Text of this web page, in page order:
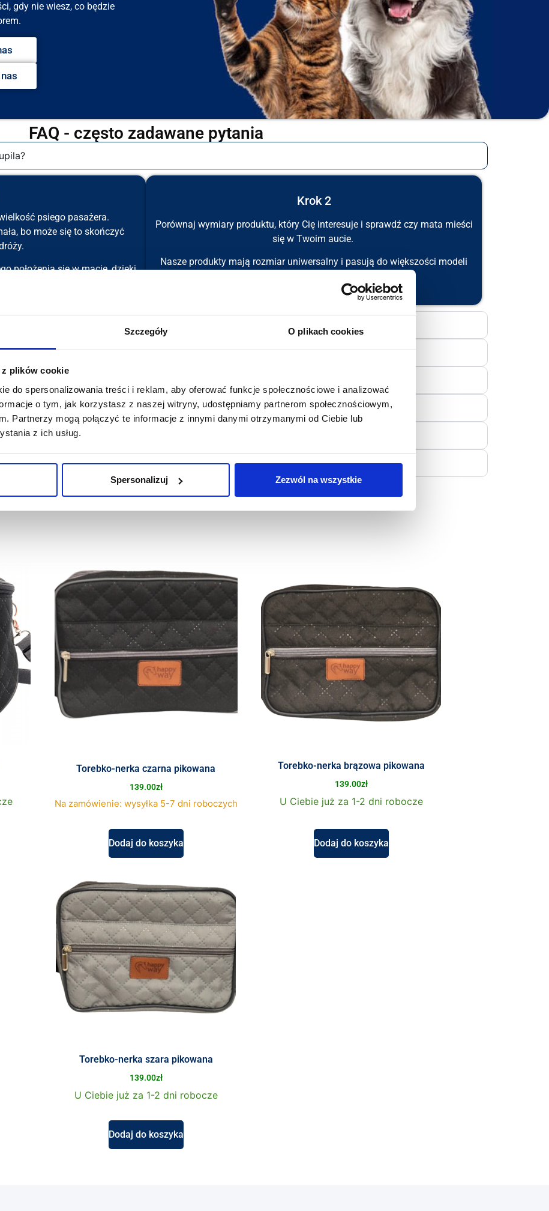
Szczegóły O plikach cookies
plików cookie
do spersonalizowania treści i reklam, aby oferować funkcje społecznościowe i analizować
o tym, jak korzystasz z naszej witryny, udostępniamy partnerom społecznościowym,
Partnerzy mogą połączyć te informacje z innymi danymi otrzymanymi od Ciebie lub
z ich usług.
Spersonalizuj Zezwól na wszystkie
gdy nie wiesz, co będzie
FAQ - często zadawane pytania
psiego pasażera.
bo może się to skończyć
położenia się w macie, dzięki
Krok 2
Porównaj wymiary produktu, który Cię interesuje i sprawdź czy mata mieści
się w Twoim aucie.
Nasze produkty mają rozmiar uniwersalny i pasują do większości modeli
mogę ją zwrócić?
dla maty, która mnie interesuje. Co zrobić?
gdy np. pies pogryzie matę?
Torebko-nerka czarna pikowana
139.00zł
Na zamówienie: wysyłka 5-7 dni roboczych
Dodaj do koszyka
Torebko-nerka brązowa pikowana
139.00zł
U Ciebie już za 1-2 dni robocze
Dodaj do koszyka
Torebko-nerka szara pikowana
139.00zł
U Ciebie już za 1-2 dni robocze
Dodaj do koszyka